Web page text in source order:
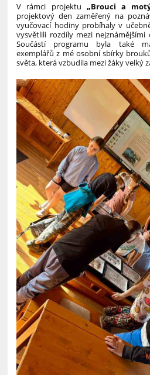
V rámci projektu „Brouci a
projektový den zaměřený na
vyučovací hodiny probíhaly v
vysvětlili rozdíly mezi
Součástí programu byla také
exemplářů z mé osobní sbírky
světa, která vzbudila mezi žáky velký